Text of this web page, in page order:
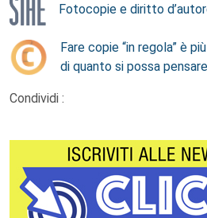
Fotocopie e diritto
Fare copie “in regola” è
di quanto si possa pensare
Condividi :